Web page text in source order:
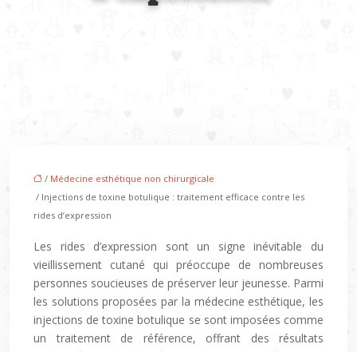
/ Médecine esthétique non chirurgicale
/ Injections de toxine botulique : traitement efficace contre les
rides d’expression
Les rides d’expression sont un signe inévitable du
vieillissement cutané qui préoccupe de nombreuses
personnes soucieuses de préserver leur jeunesse. Parmi
les solutions proposées par la médecine esthétique, les
injections de toxine botulique se sont imposées comme
un traitement de référence, offrant des résultats